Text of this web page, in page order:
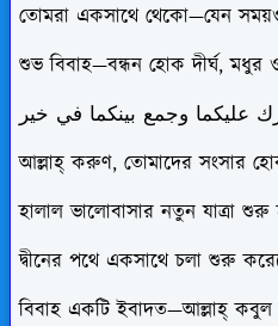
তোমরা একসাথে থেকো—যেন
শুভ বিবাহ—বন্ধন হোক দীর্ঘ, মধুর ও
عليكما وجمع بينكما في خير
আল্লাহ্ করুণ, তোমাদের সংসার
হালাল ভালোবাসার নতুন যাত্রা
দ্বীনের পথে একসাথে চলা শুরু
বিবাহ একটি ইবাদত—আল্লাহ্